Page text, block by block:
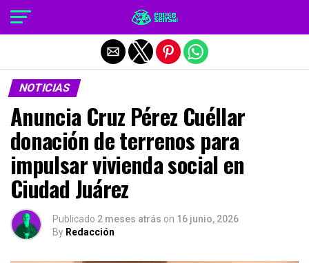
NOTICIAS
Anuncia Cruz Pérez Cuéllar
donación de terrenos para
impulsar vivienda social en
Ciudad Juárez
Publicado 2 meses atrás on 16 junio, 2026
By Redacción
Salir de la versión móvil